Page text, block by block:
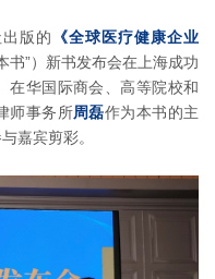
版的
《全球医疗健康企业
书”）新书发布会在上海成功
在华国际商会、高等院校和
师事务所周磊作为本书的主
嘉宾剪彩。